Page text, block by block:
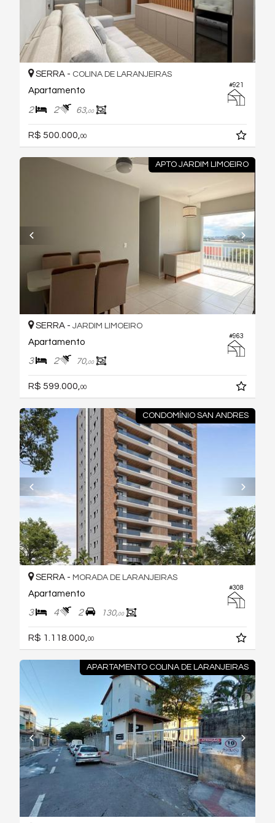
#921
SERRA - COLINA DE LARANJEIRAS
Apartamento
2 2 63,00
R$ 500.000, 00
APTO JARDIM LIMOEIRO
#963
SERRA - JARDIM LIMOEIRO
Apartamento
3 2 70,00
R$ 599.000,00
CONDOMÍNIO SAN ANDRES
#308
SERRA - MORADA DE LARANJEIRAS
Apartamento
3 4 2 130,00
R$ 1.118.000, 00
APARTAMENTO COLINA DE LARANJEIRAS